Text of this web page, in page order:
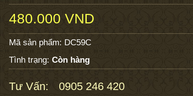
480.000 VND
Mã sản phẩm: DC59C
Tình trạng: Còn hàng
Tư Vấn: 0905 246 420